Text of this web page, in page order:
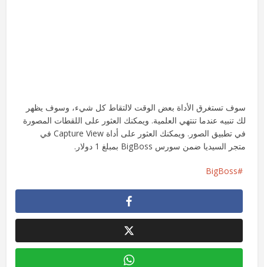
سوف تستغرق الأداة بعض الوقت لالتقاط كل شيء، وسوف يظهر
لك تنبيه عندما تنتهي العلمية. ويمكنك العثور على اللقطات المصورة
في تطبيق الصور. ويمكنك العثور على أداة Capture View في
متجر السيديا ضمن سورس BigBoss بمبلغ 1 دولار.
BigBoss